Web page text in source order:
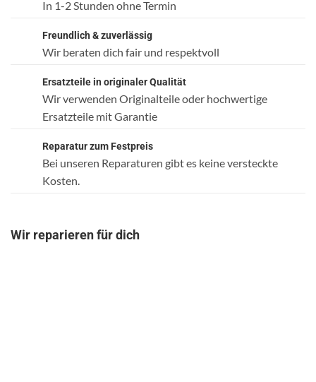
In 1-2 Stunden ohne Termin
Freundlich & zuverlässig
Wir beraten dich fair und respektvoll
Ersatzteile in originaler Qualität
Wir verwenden Originalteile oder hochwertige
Ersatzteile mit Garantie
Reparatur zum Festpreis
Bei unseren Reparaturen gibt es keine versteckte
Kosten.
Wir reparieren für dich